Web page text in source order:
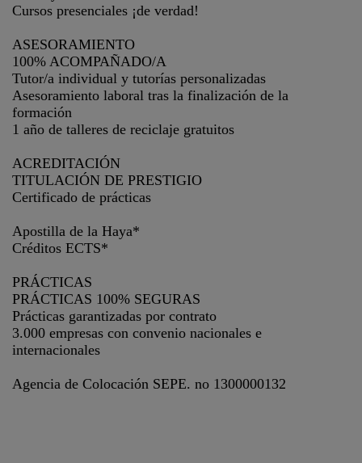
Cursos presenciales ¡de verdad!
ASESORAMIENTO
100% ACOMPAÑADO/A
Tutor/a individual y tutorías personalizadas
Asesoramiento laboral tras la finalización de la
formación
1 año de talleres de reciclaje gratuitos
ACREDITACIÓN
TITULACIÓN DE PRESTIGIO
Certificado de prácticas
Apostilla de la Haya*
Créditos ECTS*
PRÁCTICAS
PRÁCTICAS 100% SEGURAS
Prácticas garantizadas por contrato
3.000 empresas con convenio nacionales e
internacionales
Agencia de Colocación SEPE. no 1300000132